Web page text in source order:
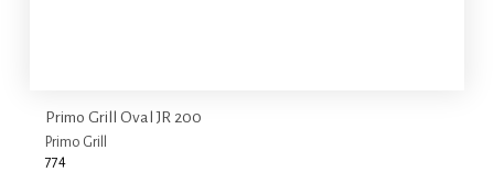
Primo Grill Oval JR 200
Primo Grill
774